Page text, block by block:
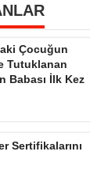
Çocuğun
Tutuklanan
Babası İlk Kez
Sertifikalarını